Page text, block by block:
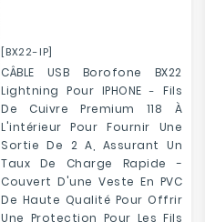
[BX22-IP]
CÂBLE USB Borofone BX22
Lightning Pour IPHONE- Fils
De Cuivre Premium 118 À
L'intérieur Pour Fournir Une
Sortie De 2 A, Assurant Un
Taux De Charge Rapide -
Couvert D'une Veste En PVC
De Haute Qualité Pour Offrir
Une Protection Pour Les Fils